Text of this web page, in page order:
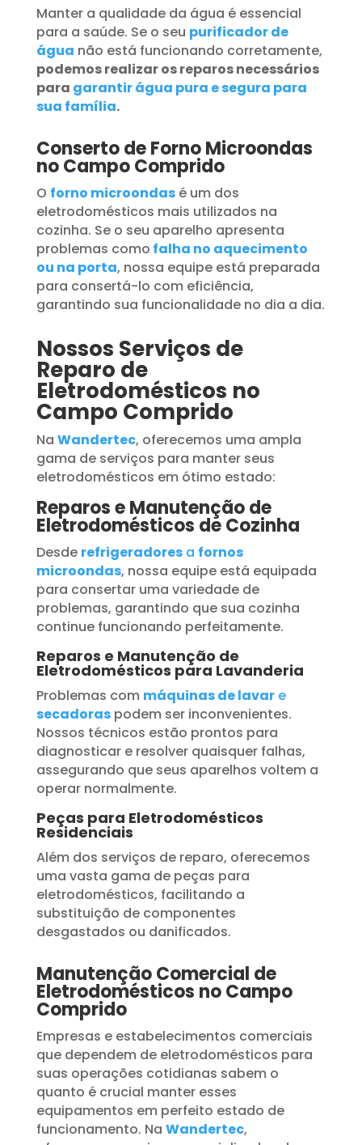
Manter a qualidade da água é essencial
para a saúde. Se o seu purificador de
água não está funcionando corretamente,
podemos realizar os reparos necessários
para garantir água pura e segura para
sua família.
Conserto de Forno Microondas
no Campo Comprido
O forno microondasé um dos
eletrodomésticos mais utilizados na
cozinha. Se o seu aparelho apresenta
problemas como falha no aquecimento
ou na porta, nossa equipe está preparada
para consertá-lo com eficiência,
garantindo sua funcionalidade no dia a dia.
Nossos Serviços de
Reparo de
Eletrodomésticos no
Campo Comprido
Na Wandertec, oferecemos uma ampla
gama de serviços para manter seus
eletrodomésticos em ótimo estado:
Reparos e Manutenção de
Eletrodomésticos de Cozinha
Desde refrigeradoresa fornos
microondas, nossa equipe está equipada
para consertar uma variedade de
problemas, garantindo que sua cozinha
continue funcionando perfeitamente.
Reparos e Manutenção de
Eletrodomésticos para Lavanderia
Problemas com máquinas de lavare
secadoraspodem ser inconvenientes.
Nossos técnicos estão prontos para
diagnosticar e resolver quaisquer falhas,
assegurando que seus aparelhos voltem a
operar normalmente.
Peças para Eletrodomésticos
Residenciais
Além dos serviços de reparo, oferecemos
uma vasta gama de peças para
eletrodomésticos, facilitando a
substituição de componentes
desgastados ou danificados.
Manutenção Comercial de
Eletrodomésticos no Campo
Comprido
Empresas e estabelecimentos comerciais
que dependem de eletrodomésticos para
suas operações cotidianas sabem o
quanto é crucial manter esses
equipamentos em perfeito estado de
funcionamento. Na Wandertec,